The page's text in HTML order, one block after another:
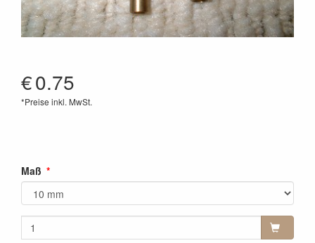
€0.75
*Preise inkl. MwSt.
Maß